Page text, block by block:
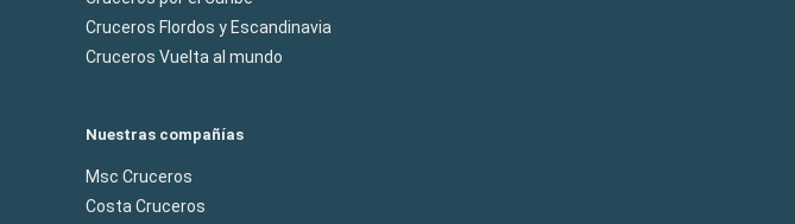
Cruceros Flordos y Escandinavia
Cruceros Vuelta al mundo
Nuestras compañías
Msc Cruceros
Costa Cruceros